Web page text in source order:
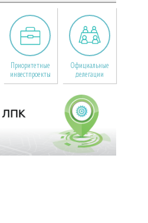
Приоритетные
инвестпроекты
Официальные
делегации